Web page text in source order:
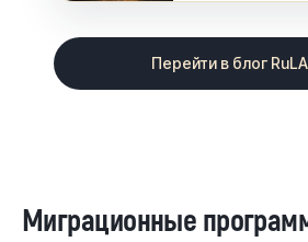
Перейти в блог
Миграционные